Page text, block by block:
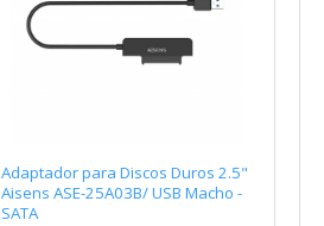
Adaptador para Discos Duros 2.5"
Aisens ASE-25A03B/ USB Macho -
SATA